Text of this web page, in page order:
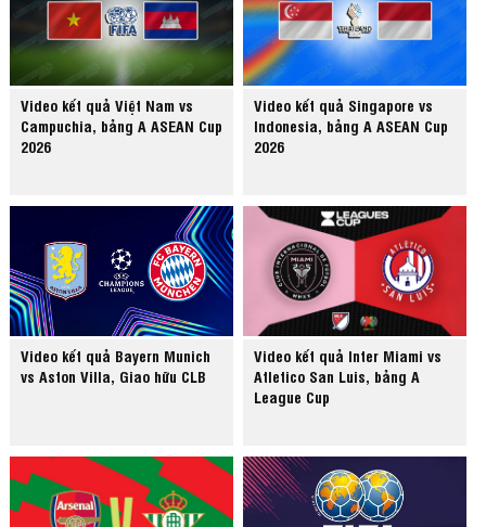
Video kết quả Việt Nam vs
Campuchia, bảng A ASEAN Cup
2026
Video kết quả Singapore vs
Indonesia, bảng A ASEAN Cup
2026
Video kết quả Bayern Munich
vs Aston Villa, Giao hữu CLB
Video kết quả Inter Miami vs
Atletico San Luis, bảng A
League Cup